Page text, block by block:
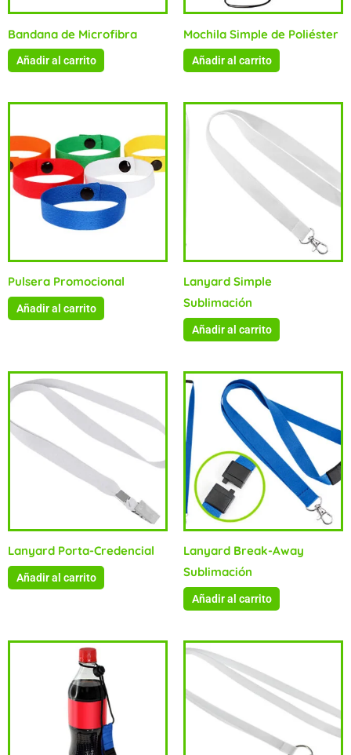
Bandana de Microfibra
Añadir al carrito
Mochila Simple de Poliéster
Añadir al carrito
Pulsera Promocional
Añadir al carrito
Lanyard Simple
Sublimación
Añadir al carrito
Lanyard Porta-Credencial
Añadir al carrito
Lanyard Break-Away
Sublimación
Añadir al carrito